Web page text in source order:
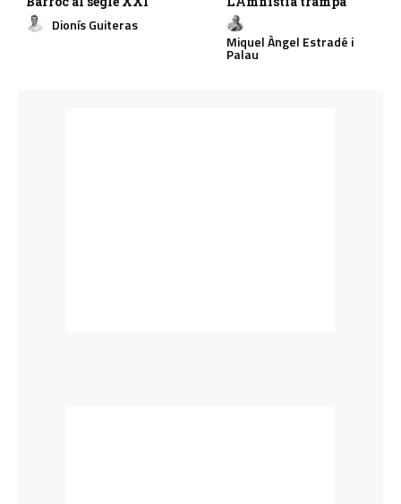
Dionís Guiteras
Miquel Àngel Estradé i
Palau